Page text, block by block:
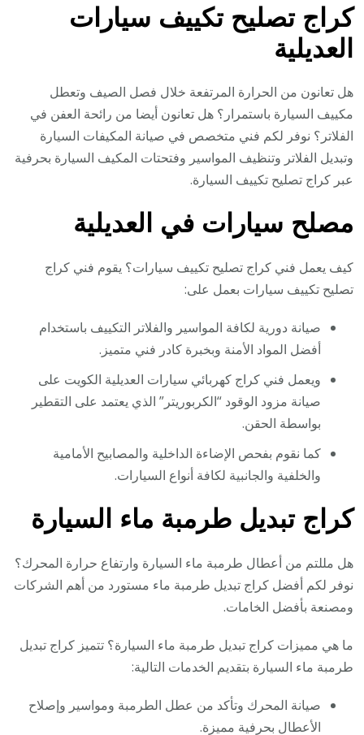
كراج تصليح تكييف سيارات
العديلية
هل تعانون من الحرارة المرتفعة خلال فصل الصيف وتعطل
مكييف السيارة باستمرار؟ هل تعانون أيضا من رائحة العفن في
الفلاتر؟ نوفر لكم فني متخصص في صيانة المكيفات السيارة
وتبديل الفلاتر وتنظيف المواسير وفتحتات المكيف السيارة بحرفية
عبر كراج تصليح تكييف السيارة.
مصلح سيارات في العديلية
كيف يعمل فني كراج تصليح تكييف سيارات؟ يقوم فني كراج
تصليح تكييف سيارات بعمل على:
صيانة دورية لكافة المواسير والفلاتر التكييف باستخدام
أفضل المواد الأمنة وبخبرة كادر فني متميز.
ويعمل فني كراج كهربائي سيارات العديلية الكويت على
صيانة مزود الوقود “الكربوريتر” الذي يعتمد على التقطير
بواسطة الحقن.
كما نقوم بفحص الإضاءة الداخلية والمصابيح الأمامية
والخلفية والجانبية لكافة أنواع السيارات.
كراج تبديل طرمبة ماء السيارة
هل مللتم من أعطال طرمبة ماء السيارة وارتفاع حرارة المحرك؟
نوفر لكم أفضل كراج تبديل طرمبة ماء مستورد من أهم الشركات
ومصنعة بأفضل الخامات.
ما هي مميزات كراج تبديل طرمبة ماء السيارة؟ تتميز كراج تبديل
طرمبة ماء السيارة بتقديم الخدمات التالية:
صيانة المحرك وتأكد من عطل الطرمبة ومواسير وإصلاح
الأعطال بحرفية مميزة.